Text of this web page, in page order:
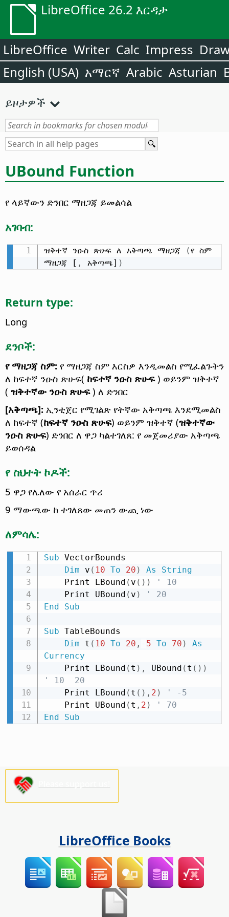
LibreOffice 26.2 እርዳታ
LibreOffice Writer Calc Impress
English (USA) አማርኛ Arabic Asturian
ይዞታዎች
UBound Function
የ ላይኛውን ድንበር ማዘጋጃ ይመልሳል
አገባብ:
ዝቅተኛ ንዑስ ጽሁፍ ለ አቅጣጫ ማዘጋጃ (የ ስም
ማዘጋጃ [ , አቅጣጫ] )
Return type:
Long
ደንቦች:
የ ማዘጋጃ ስም: የ ማዘጋጃ ስም እርስዎ እንዲመልስ የሚፈልጉትን
ለ ከፍተኛ ንዑስ ጽሁፍ( ከፍተኛ ንዑስ ጽሁፍ) ወይንም ዝቅተኛ
( ዝቅተኛው ንዑስ ጽሁፍ) ለ ድንበር
[አቅጣጫ]: ኢንቲጀር የሚገልጽ የትኛው አቅጣጫ እንደሚመልስ
ለ ከፍተኛ (ከፍተኛ ንዑስ ጽሁፍ) ወይንም ዝቅተኛ (ዝቅተኛው
ንዑስ ጽሁፍ) ድንበር ለ ዋጋ ካልተገለጸ: የ መጀመሪያው አቅጣጫ
ይወሰዳል
የ ስህተት ኮዶች:
5 ዋጋ የሌለው የ አሰራር ጥሪ
9 ማውጫው ከ ተገለጸው መጠን ውጪ ነው
ለምሳሌ:
Sub VectorBounds
Dim v ( 10 To 20 ) As
String
    Print LBound
( v ( ) )
' 10
    Print UBound
( v )
' 20
End
Sub
Sub TableBounds
Dim t ( 10 To 20 , - 5 To 70 )
As
Currency
    Print LBound
( t ) , UBound ( t ( ) )
' 10  20
    Print LBound
( t ( ) , 2 )
' -5
    Print UBound
( t , 2 )
' 70
End
Sub
LibreOffice Books